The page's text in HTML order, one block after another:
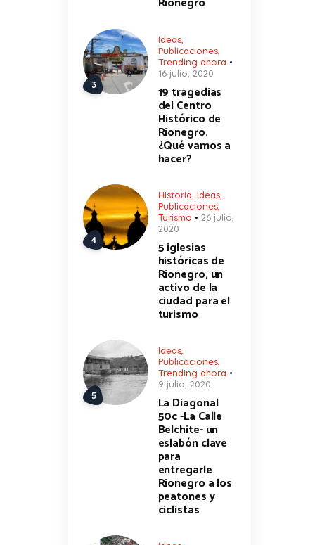
Ideas,
Publicaciones,
Trending ahora
16 julio, 2020
19 tragedias
del Centro
Histórico de
Rionegro.
¿Qué vamos a
hacer?
Historia Ideas,
Publicaciones,
Turismo
26 julio,
2020
5 iglesias
históricas de
Rionegro, un
activo de la
ciudad para el
turismo
Ideas,
Publicaciones,
Trending ahora
9 julio, 2020
La Diagonal
50c -La Calle
Belchite- un
eslabón clave
para
entregarle
Rionegro a los
peatones y
ciclistas